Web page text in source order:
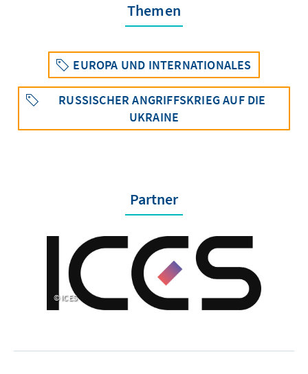
Themen
EUROPA UND INTERNATIONALES
RUSSISCHER ANGRIFFSKRIEG AUF DIE
UKRAINE
Partner
ICES